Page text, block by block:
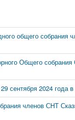
общего собрания
Общего
сентября 2024 года
членов СНТ